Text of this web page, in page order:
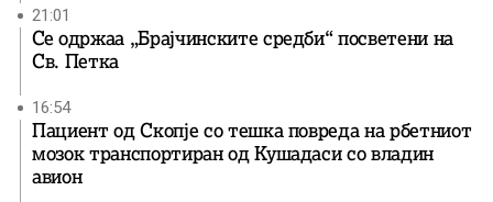
21:01
Се одржаа „Брајчинските средби“ посветени на
Св. Петка
16:54
Пациент од Скопје со тешка повреда на рбетниот
мозок транспортиран од Кушадаси со владин
авион